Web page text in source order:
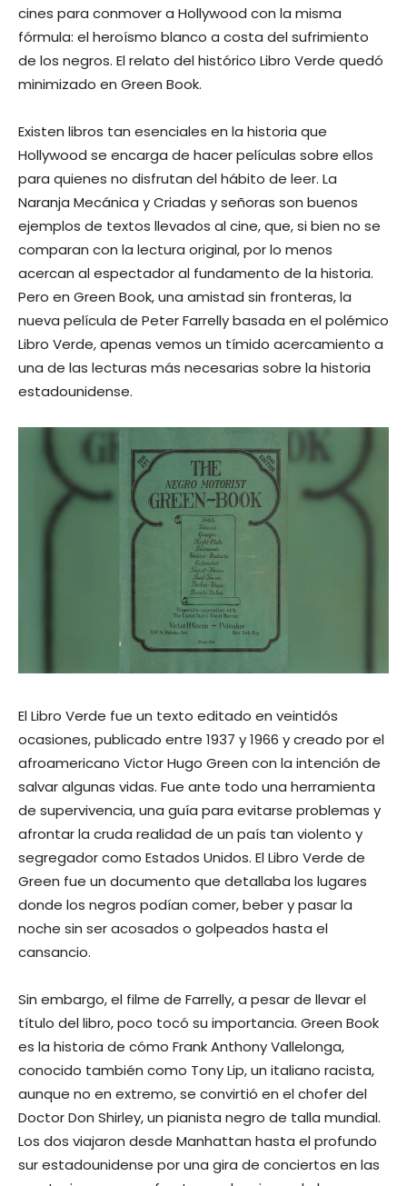
cines para conmover a Hollywood con la misma
fórmula: el heroísmo blanco a costa del sufrimiento
de los negros. El relato del histórico Libro Verde quedó
minimizado en Green Book.
Existen libros tan esenciales en la historia que
Hollywood se encarga de hacer películas sobre ellos
para quienes no disfrutan del hábito de leer. La
Naranja Mecánica y Criadas y señoras son buenos
ejemplos de textos llevados al cine, que, si bien no se
comparan con la lectura original, por lo menos
acercan al espectador al fundamento de la historia.
Pero en Green Book, una amistad sin fronteras, la
nueva película de Peter Farrelly basada en el polémico
Libro Verde, apenas vemos un tímido acercamiento a
una de las lecturas más necesarias sobre la historia
estadounidense.
El Libro Verde fue un texto editado en veintidós
ocasiones, publicado entre 1937 y 1966 y creado por el
afroamericano Victor Hugo Green con la intención de
salvar algunas vidas. Fue ante todo una herramienta
de supervivencia, una guía para evitarse problemas y
afrontar la cruda realidad de un país tan violento y
segregador como Estados Unidos. El Libro Verde de
Green fue un documento que detallaba los lugares
donde los negros podían comer, beber y pasar la
noche sin ser acosados o golpeados hasta el
cansancio.
Sin embargo, el filme de Farrelly, a pesar de llevar el
título del libro, poco tocó su importancia. Green Book
es la historia de cómo Frank Anthony Vallelonga,
conocido también como Tony Lip, un italiano racista,
aunque no en extremo, se convirtió en el chofer del
Doctor Don Shirley, un pianista negro de talla mundial.
Los dos viajaron desde Manhattan hasta el profundo
sur estadounidense por una gira de conciertos en las